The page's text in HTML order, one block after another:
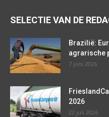
SELECTIE VAN DE
Brazilië:
agrarische
7 juni 2026
2026
22 juli 2026